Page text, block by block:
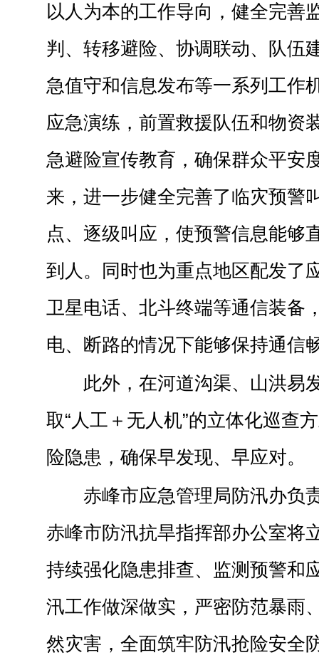
以人为本的工作导向，健全完善
判、转移避险、协调联动、队伍
急值守和信息发布等一系列工作
应急演练，前置救援队伍和物资
急避险宣传教育，确保群众平安
来，进一步健全完善了临灾预警
点、逐级叫应，使预警信息能够
到人。同时也为重点地区配发了
卫星电话、北斗终端等通信装备
电、断路的情况下能够保持通信
此外，在河道沟渠、山洪易
取“人工＋无人机”的立体化巡查
险隐患，确保早发现、早应对。
赤峰市应急管理局防汛办负
赤峰市防汛抗旱指挥部办公室将
持续强化隐患排查、监测预警和
汛工作做深做实，严密防范暴雨
然灾害，全面筑牢防汛抢险安全